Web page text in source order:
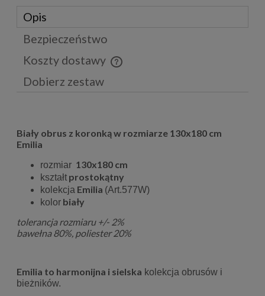
Opis
Bezpieczeństwo
Koszty dostawy
Cena nie zawiera ewentualnych kosztów płatności
Dobierz zestaw
Biały obrus z koronką w rozmiarze 130x180 cm
Emilia
rozmiar 130x180 cm
kształt prostokątny
kolekcja Emilia (Art.577W)
kolor biały
tolerancja rozmiaru +/- 2%
bawełna 80%, poliester 20%
Emilia to harmonijna i sielska kolekcja obrusów i
bieżników.